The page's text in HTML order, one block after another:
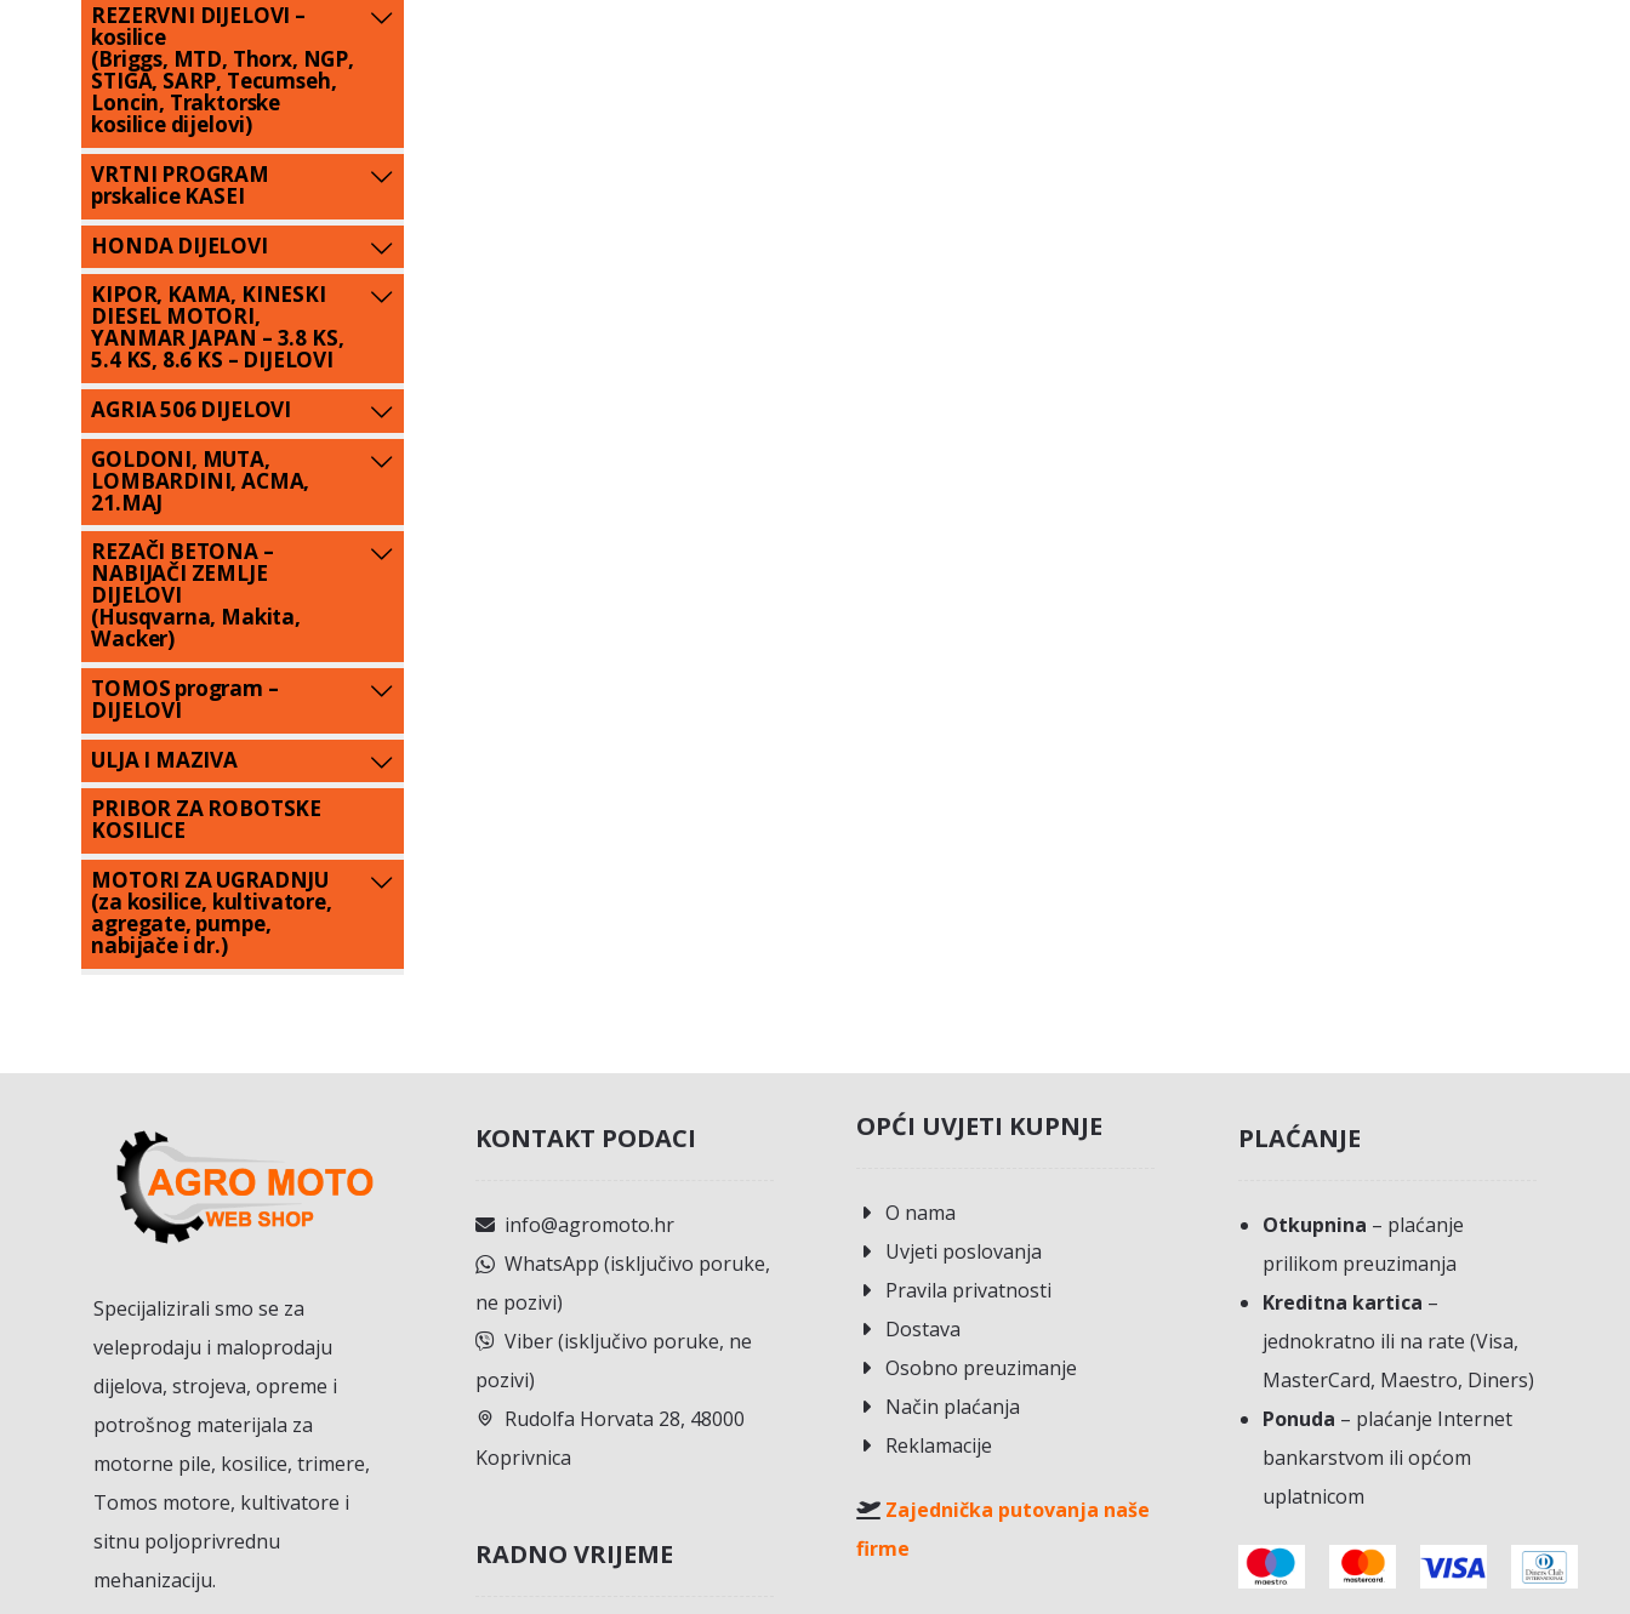
REZERVNI DIJELOVI –
kosilice
(Briggs, MTD, Thorx, NGP,
STIGA, SARP, Tecumseh,
Loncin, Traktorske
kosilice dijelovi)
VRTNI PROGRAM
prskalice KASEI
HONDA DIJELOVI
KIPOR, KAMA, KINESKI
DIESEL MOTORI,
YANMAR JAPAN – 3.8 KS,
5.4 KS, 8.6 KS – DIJELOVI
AGRIA 506 DIJELOVI
GOLDONI, MUTA,
LOMBARDINI, ACMA,
21.MAJ
REZAČI BETONA –
NABIJAČI ZEMLJE
DIJELOVI
(Husqvarna, Makita,
Wacker)
TOMOS program –
DIJELOVI
ULJA I MAZIVA
PRIBOR ZA ROBOTSKE
KOSILICE
MOTORI ZA UGRADNJU
(za kosilice, kultivatore,
agregate, pumpe,
nabijače i dr.)
Specijalizirali smo se za
veleprodaju i maloprodaju
dijelova, strojeva, opreme i
potrošnog materijala za
motorne pile, kosilice, trimere,
Tomos motore, kultivatore i
sitnu poljoprivrednu
mehanizaciju.
KONTAKT PODACI
info@agromoto.hr
WhatsApp (isključivo poruke,
ne pozivi)
Viber (isključivo poruke, ne
pozivi)
Rudolfa Horvata 28, 48000
Koprivnica
RADNO VRIJEME
OPĆI UVJETI KUPNJE
O nama
Uvjeti poslovanja
Pravila privatnosti
Dostava
Osobno preuzimanje
Način plaćanja
Reklamacije
Zajednička putovanja naše
firme
PLAĆANJE
Otkupnina – plaćanje
prilikom preuzimanja
Kreditna kartica –
jednokratno ili na rate (Visa,
MasterCard, Maestro, Diners)
Ponuda – plaćanje Internet
bankarstvom ili općom
uplatnicom